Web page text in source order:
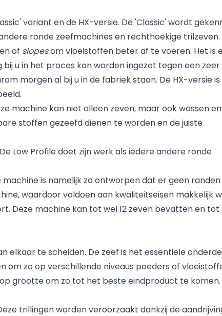
variant en de HX-versie. De 'Classic' wordt
ronde zeefmachines en rechthoekige trilzeven.
of slopesom vloeistoffen beter af te voeren. Het is
u in het proces kan worden ingezet tegen een zeer
morgen al bij u in de fabriek staan. De HX-versie
machine kan niet alleen zeven, maar ook wassen
stoffen gezeefd dienen te worden en de juiste
Low Profile doet zijn werk als iedere andere ronde
is namelijk zo ontworpen dat er geen randen
waardoor voldoen aan kwaliteitseisen makkelijk
Deze machine kan tot wel 12 zeven bevatten en tot
te scheiden. De zeef is het essentiële
om zo op verschillende niveaus poeders of
grootte om zo tot het beste eindproduct te komen.
trillingen worden veroorzaakt dankzij de